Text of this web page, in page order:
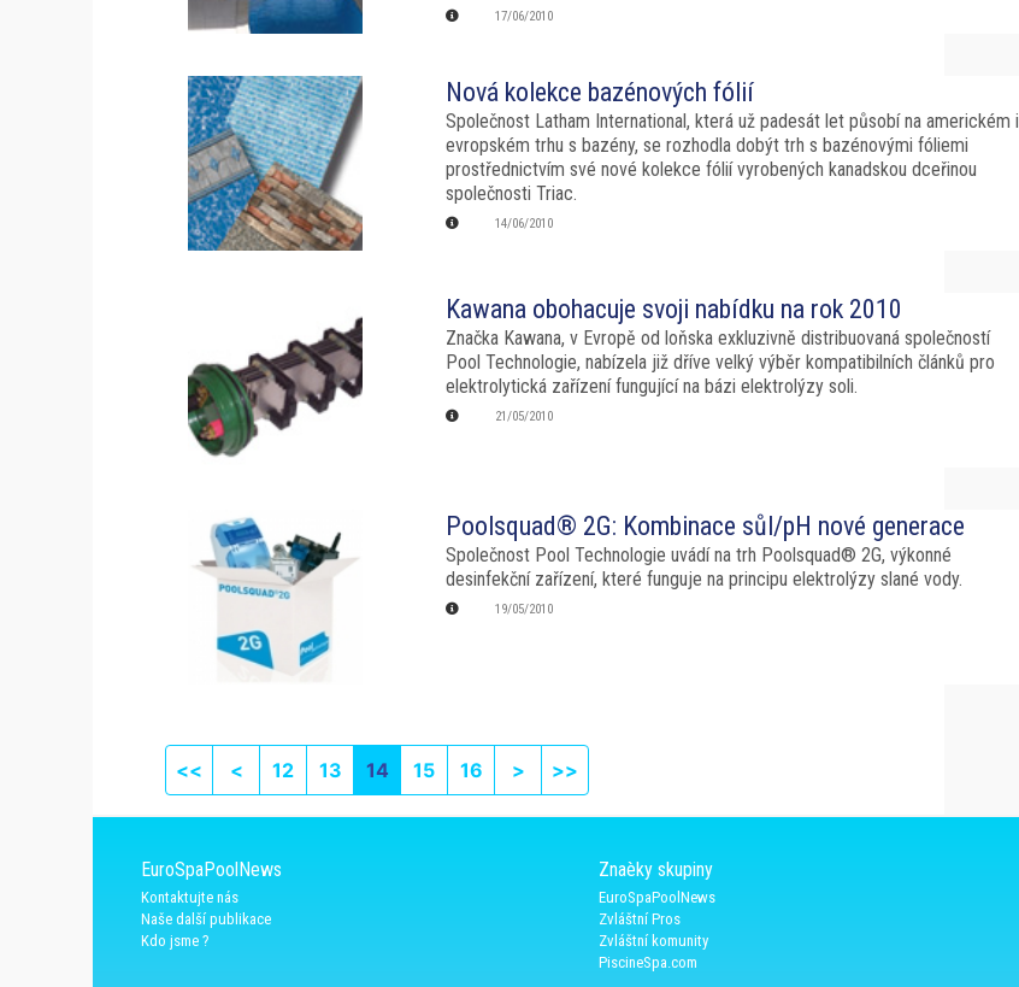
17/06/2010
Nová kolekce bazénových fólií
Společnost Latham International, která už padesát let působí na americkém i
evropském trhu s bazény, se rozhodla dobýt trh s bazénovými fóliemi
prostřednictvím své nové kolekce fólií vyrobených kanadskou dceřinou
společnosti Triac.
14/06/2010
Kawana obohacuje svoji nabídku na rok 2010
Značka Kawana, v Evropě od loňska exkluzivně distribuovaná společností
Pool Technologie, nabízela již dříve velký výběr kompatibilních článků pro
elektrolytická zařízení fungující na bázi elektrolýzy soli.
21/05/2010
Poolsquad® 2G: Kombinace sůl/pH nové generace
Společnost Pool Technologie uvádí na trh Poolsquad® 2G, výkonné
desinfekční zařízení, které funguje na principu elektrolýzy slané vody.
19/05/2010
<< First page
<Previous
12 13 14 15 16 >Next
>>
EuroSpaPoolNews
Kontaktujte nás
Naše další publikace
Kdo jsme ?
Znaèky skupiny
EuroSpaPoolNews
Zvláštní Pros
Zvláštní komunity
PiscineSpa.com